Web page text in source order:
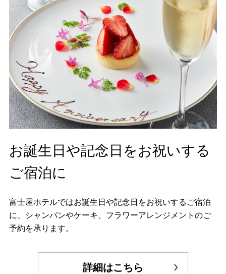
お誕生日や記念日をお祝いする
ご宿泊に
富士屋ホテルではお誕生日や記念日をお祝いするご宿泊
に、シャンパンやケーキ、フラワーアレンジメントのご
予約を承ります。
詳細はこちら